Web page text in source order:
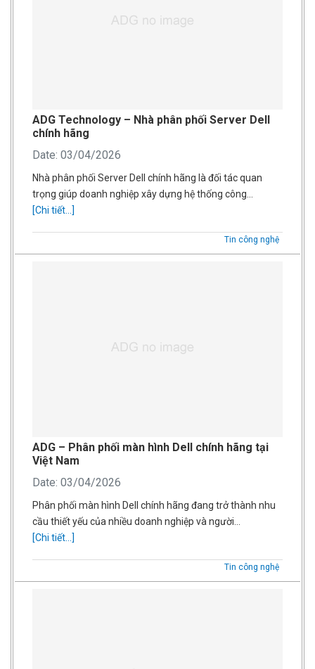
ADG Technology – Nhà phân phối Server Dell
chính hãng
Date: 03/04/2026
Nhà phân phối Server Dell chính hãng là đối tác quan
trọng giúp doanh nghiệp xây dựng hệ thống công…
[Chi tiết...]
Tin công nghệ
ADG – Phân phối màn hình Dell chính hãng tại
Việt Nam
Date: 03/04/2026
Phân phối màn hình Dell chính hãng đang trở thành nhu
cầu thiết yếu của nhiều doanh nghiệp và người…
[Chi tiết...]
Tin công nghệ